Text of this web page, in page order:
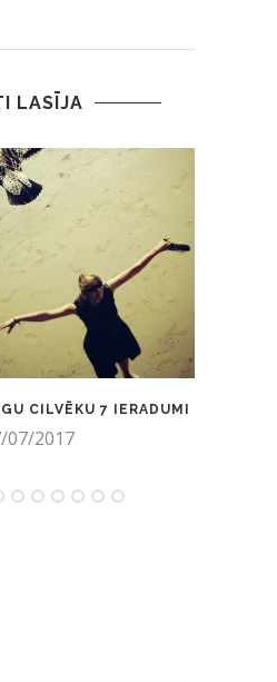
LASĪJA
CILVĒKU 7 IERADUMI
07/2017